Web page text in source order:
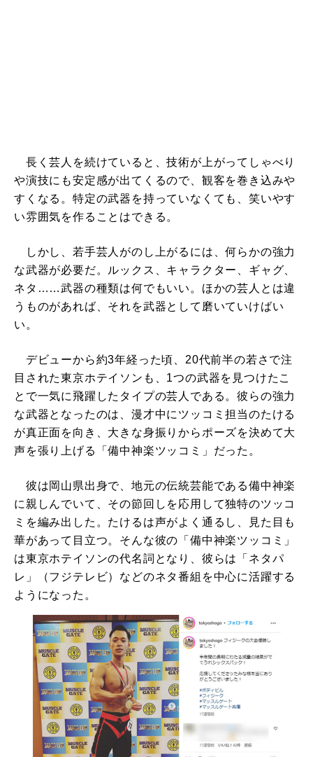
長く芸人を続けていると、技術が上がってしゃべり
や演技にも安定感が出てくるので、観客を巻き込みや
すくなる。特定の武器を持っていなくても、笑いやす
い雰囲気を作ることはできる。
しかし、若手芸人がのし上がるには、何らかの強力
な武器が必要だ。ルックス、キャラクター、ギャグ、
ネタ……武器の種類は何でもいい。ほかの芸人とは違
うものがあれば、それを武器として磨いていけばい
い。
デビューから約3年経った頃、20代前半の若さで注
目された東京ホテイソンも、1つの武器を見つけたこ
とで一気に飛躍したタイプの芸人である。彼らの強力
な武器となったのは、漫才中にツッコミ担当のたける
が真正面を向き、大きな身振りからポーズを決めて大
声を張り上げる「備中神楽ツッコミ」だった。
彼は岡山県出身で、地元の伝統芸能である備中神楽
に親しんでいて、その節回しを応用して独特のツッコ
ミを編み出した。たけるは声がよく通るし、見た目も
華があって目立つ。そんな彼の「備中神楽ツッコミ」
は東京ホテイソンの代名詞となり、彼らは「ネタパ
レ」（フジテレビ）などのネタ番組を中心に活躍する
ようになった。